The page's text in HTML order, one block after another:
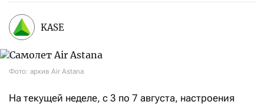
KASE
Фото: архив Air Astana
На текущей неделе, с 3 по 7 августа, настроения